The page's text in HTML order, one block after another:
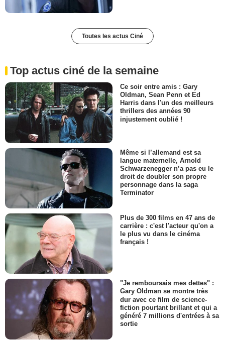
Toutes les actus Ciné
Top actus ciné de la semaine
Ce soir entre amis : Gary
Oldman, Sean Penn et Ed
Harris dans l'un des meilleurs
thrillers des années 90
injustement oublié !
Même si l’allemand est sa
langue maternelle, Arnold
Schwarzenegger n’a pas eu le
droit de doubler son propre
personnage dans la saga
Terminator
Plus de 300 films en 47 ans de
carrière : c'est l'acteur qu'on a
le plus vu dans le cinéma
français !
"Je remboursais mes dettes" :
Gary Oldman se montre très
dur avec ce film de science-
fiction pourtant brillant et qui a
généré 7 millions d'entrées à sa
sortie